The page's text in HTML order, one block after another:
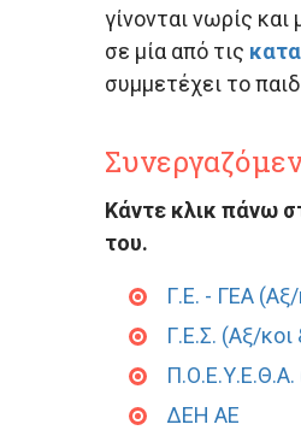
γίνονται νωρίς
σε μία από τις
συμμετέχει το
Κάντε κλικ πάνω
του.
Γ.Ε. - ΓΕΑ
Γ.Ε.Σ. (Αξ/κοι
ΔΕΗ ΑΕ